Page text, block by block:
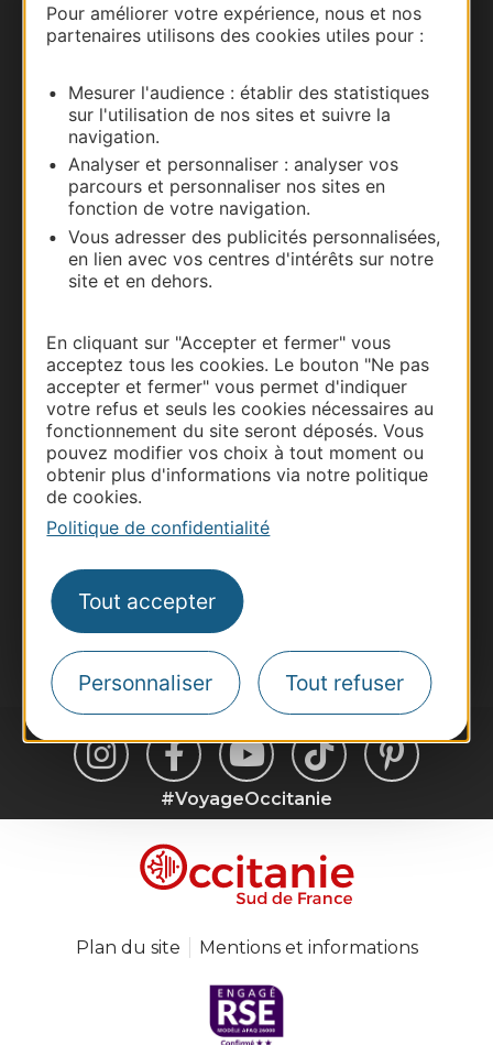
Pour améliorer votre expérience, nous et nos
partenaires utilisons des cookies utiles pour :
Mesurer l'audience : établir des statistiques
sur l'utilisation de nos sites et suivre la
navigation.
Analyser et personnaliser : analyser vos
parcours et personnaliser nos sites en
fonction de votre navigation.
Vous adresser des publicités personnalisées,
en lien avec vos centres d'intérêts sur notre
site et en dehors.
En cliquant sur "Accepter et fermer" vous
acceptez tous les cookies. Le bouton "Ne pas
accepter et fermer" vous permet d'indiquer
votre refus et seuls les cookies nécessaires au
fonctionnement du site seront déposés. Vous
pouvez modifier vos choix à tout moment ou
obtenir plus d'informations via notre politique
de cookies.
Politique de confidentialité
Tout accepter
Personnaliser Tout refuser
Carte interactive
Documentation
Thermalisme
Business/Mice
Pros d'Occitanie
Site presse et d'influence
Voyagistes
Destination Sport
Inscrivez-vous à la lettre d'information
Destination Occitanie pour recevoir des
suggestions de séjours, de visites et de sorties.
#VoyageOccitanie
Plan du site Mentions et informations